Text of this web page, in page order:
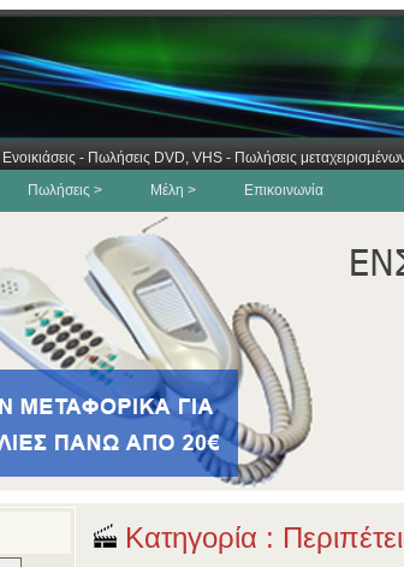
Ενοικιάσεις - Πωλήσεις DVD, VHS - Πωλήσεις
Πωλήσεις > Μέλη > Επικοινωνία
Κατηγορία :